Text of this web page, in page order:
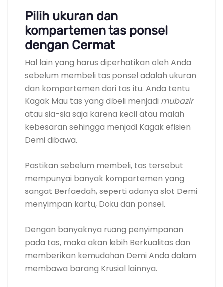
Pilih ukuran dan
kompartemen tas ponsel
dengan Cermat
Hal lain yang harus diperhatikan oleh Anda
sebelum membeli tas ponsel adalah ukuran
dan kompartemen dari tas itu. Anda tentu
Kagak Mau tas yang dibeli menjadi mubazir
atau sia-sia saja karena kecil atau malah
kebesaran sehingga menjadi Kagak efisien
Demi dibawa.
Pastikan sebelum membeli, tas tersebut
mempunyai banyak kompartemen yang
sangat Berfaedah, seperti adanya slot Demi
menyimpan kartu, Doku dan ponsel.
Dengan banyaknya ruang penyimpanan
pada tas, maka akan lebih Berkualitas dan
memberikan kemudahan Demi Anda dalam
membawa barang Krusial lainnya.